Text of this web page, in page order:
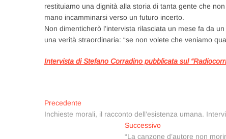
restituiamo una dignità alla storia di tanta gente che
mano incamminarsi verso un futuro incerto.
Non dimenticherò l’intervista rilasciata un mese fa da
una verità straordinaria: “se non volete che veniamo
Intervista di Stefano Corradino pubblicata sul
Navigazione
articoli
Precedente
precedente:
Inchieste morali, il racconto dell’esistenza umana.
SuccessivoArticolo
successivo:
“La canzone d’autore non